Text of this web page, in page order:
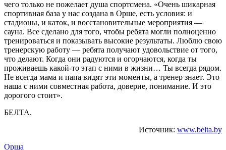
чего только не пожелает душа спортсмена. «Очень шикарная
спортивная база у нас создана в Орше, есть условия: и
стадионы, и каток, и восстановительные мероприятия —
сауна. Все сделано для того, чтобы ребята могли полноценно
тренироваться и показывать высокие результаты. Люблю свою
тренерскую работу — ребята получают удовольствие от того,
что делают. Когда они радуются и огорчаются, когда ты
проживаешь какой-то этап с ними в жизни… Ты всегда рядом.
Не всегда мама и папа видят эти моменты, а тренер знает. Это
наша с ними совместная работа, доверие, понимание. И это
дорогого стоит».
БЕЛТА.
Источник: www.belta.by
Орша